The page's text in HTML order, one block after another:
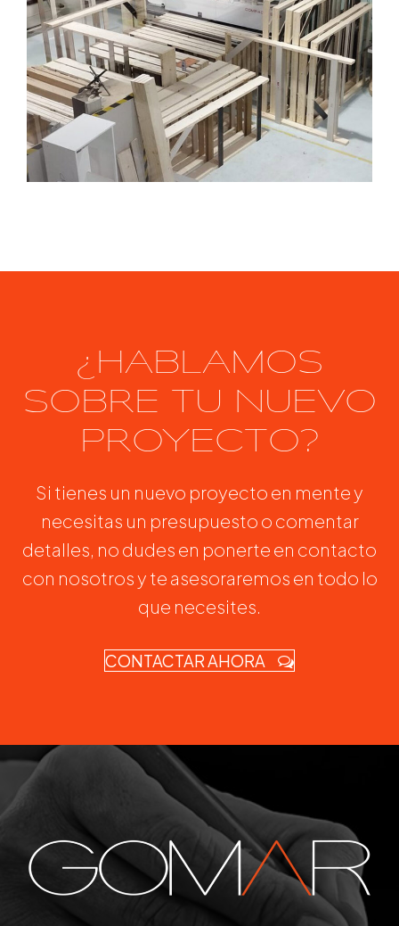
¿HABLAMOS
SOBRE TU NUEVO
PROYECTO?
Si tienes un nuevo proyecto en mente y
necesitas un presupuesto o comentar
detalles, no dudes en ponerte en contacto
con nosotros y te asesoraremos en todo lo
que necesites.
CONTACTAR AHORA